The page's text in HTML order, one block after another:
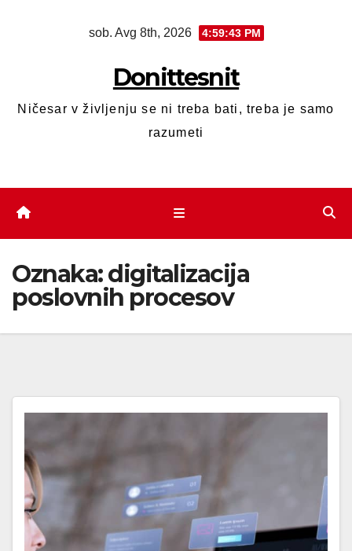
sob. Avg 8th, 2026 4:59:43 PM
Donittesnit
Ničesar v življenju se ni treba bati, treba je samo
razumeti
Oznaka:digitalizacija
poslovnih procesov